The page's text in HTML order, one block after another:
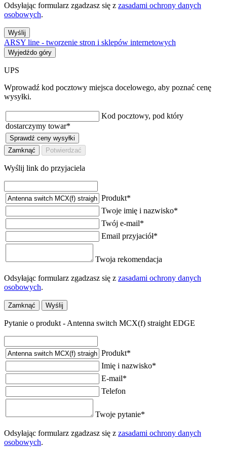
Odsyłając formularz zgadzasz się z zasadami ochrony danych
osobowych.
Wyślij
ARSY line - tworzenie stron i sklepów internetowych
Wyjedźdo góry
UPS
Wprowadź kod pocztowy miejsca docelowego, aby poznać cenę
wysyłki.
Kod pocztowy, pod który
dostarczymy towar*
Sprawdź ceny wysyłki
Zamknąć
Potwierdzać
Wyślij link do przyjaciela
Produkt*
Twoje imię i nazwisko*
Twój e-mail*
Email przyjaciół*
Twoja rekomendacja
Odsyłając formularz zgadzasz się z zasadami ochrony danych
osobowych.
Zamknąć Wyślij
Pytanie o produkt - Antenna switch MCX(f) straight EDGE
Produkt*
Imię i nazwisko*
E-mail*
Telefon
Twoje pytanie*
Odsyłając formularz zgadzasz się z zasadami ochrony danych
osobowych.